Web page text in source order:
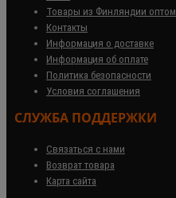
Товары из Финляндии оптом
Контакты
Информация о доставке
Информация об оплате
Политика безопасности
Условия соглашения
СЛУЖБА ПОДДЕРЖКИ
Связаться с нами
Возврат товара
Карта сайта